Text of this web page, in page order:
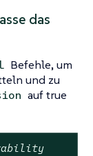
das
Befehle, um
und zu
auf true